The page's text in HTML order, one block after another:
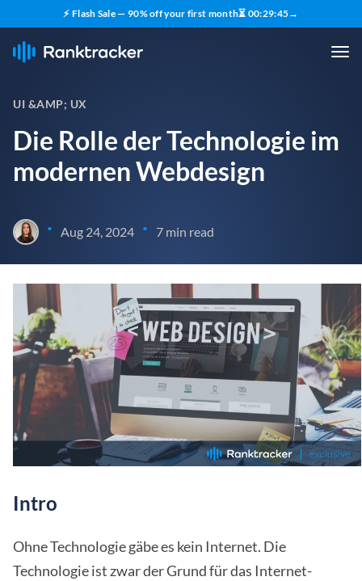
⚡ Flash Sale — 90% off your first month⏳ 00:29:43→
UI &AMP; UX
Die Rolle der Technologie im
modernen Webdesign
• Aug 24, 2024 • 7 min read
Intro
Ohne Technologie gäbe es kein Internet. Die
Technologie ist zwar der Grund für das Internet-